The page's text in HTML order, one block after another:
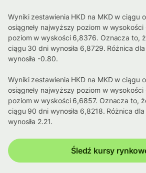
Wyniki zestawienia HKD na MKD w ciągu
osiągneły najwyższy poziom w wysokości
poziom w wyskości 6,8376. Oznacza to,
ciągu 30 dni wynosiła 6,8729. Różnica
wynosiła -0.80.
Wyniki zestawienia HKD na MKD w ciągu
osiągneły najwyższy poziom w wysokości
poziom w wyskości 6,6857. Oznacza to,
ciągu 90 dni wynosiła 6,8218. Różnica
wynosiła 2.21.
Śledź kursy